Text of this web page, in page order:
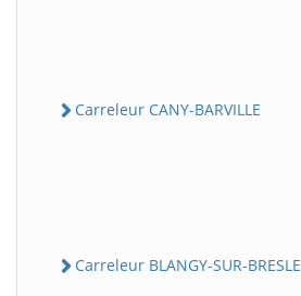
Carreleur CANY-BARVILLE
Carreleur BLANGY-SUR-BRESLE